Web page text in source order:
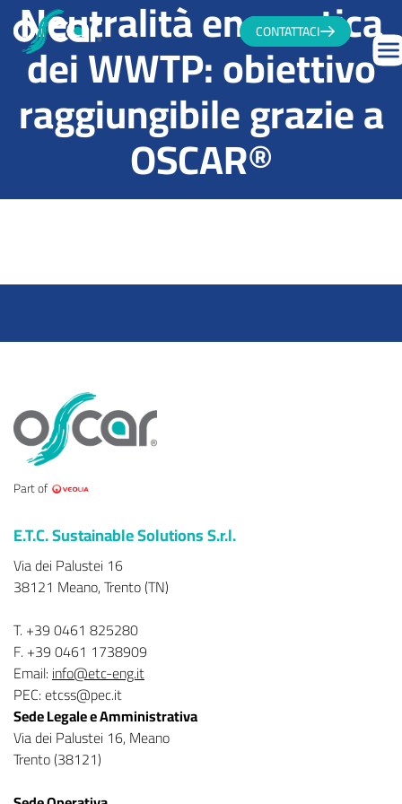
CONTATTACI
Neutralità energetica
dei WWTP: obiettivo
raggiungibile grazie a
OSCAR®
Part of
E.T.C. Sustainable Solutions S.r.l.
Via dei Palustei 16
38121 Meano, Trento (TN)
T. +39 0461 825280
F. +39 0461 1738909
Email:info@etc-eng.it
PEC: etcss@pec.it
Sede Legale e Amministrativa
Via dei Palustei 16, Meano
Trento (38121)